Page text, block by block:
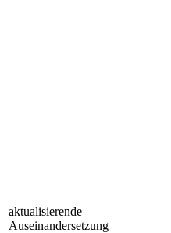
aktualisierende
Auseinandersetzung